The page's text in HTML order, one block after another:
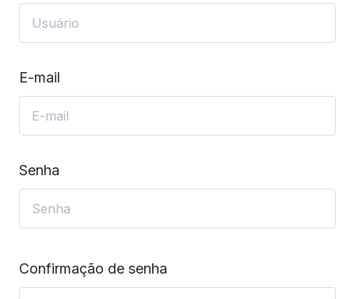
E-mail
Senha
Confirmação de senha